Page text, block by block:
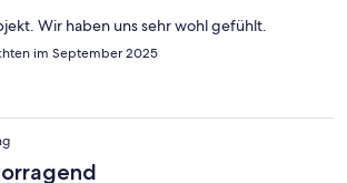
Wir haben uns sehr wohl gefühlt.
im September 2025